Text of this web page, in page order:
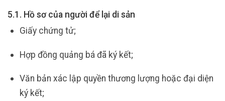
5.1. Hồ sơ của người để lại di sản
Giấy chứng tử;
Hợp đồng quảng bá đã ký kết;
Văn bản xác lập quyền thương lượng hoặc đại diện
ký kết;